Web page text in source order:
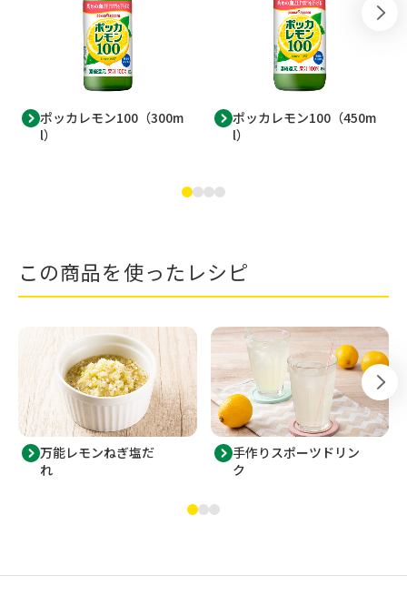
ポッカレモン100（300m
l）
ポッカレモン100（450m
l）
この商品を使ったレシピ
万能レモンねぎ塩だ
れ
手作りスポーツドリン
ク